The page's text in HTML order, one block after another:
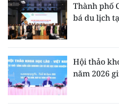
Thành phố
bá du lịch
Hội thảo
năm 2026